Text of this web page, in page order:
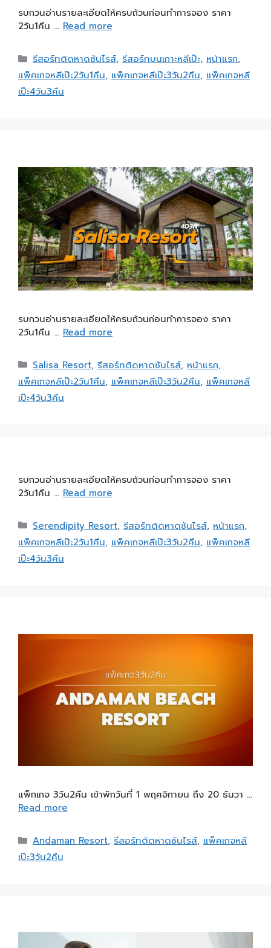
รบกวนอ่านรายละเอียดให้ครบถ้วนก่อนทำการจอง ราคา
2วัน1คืน … Read more
รีสอร์ทติดหาดซันไรส์, รีสอร์ทบนเกาะหลีเป๊ะ, หน้าแรก,
แพ็คเกจหลีเป๊ะ2วัน1คืน, แพ็คเกจหลีเป๊ะ3วัน2คืน, แพ็คเกจหลี
เป๊ะ4วัน3คืน
รบกวนอ่านรายละเอียดให้ครบถ้วนก่อนทำการจอง ราคา
2วัน1คืน … Read more
Salisa Resort, รีสอร์ทติดหาดซันไรส์, หน้าแรก,
แพ็คเกจหลีเป๊ะ2วัน1คืน, แพ็คเกจหลีเป๊ะ3วัน2คืน, แพ็คเกจหลี
เป๊ะ4วัน3คืน
รบกวนอ่านรายละเอียดให้ครบถ้วนก่อนทำการจอง ราคา
2วัน1คืน … Read more
Serendipity Resort, รีสอร์ทติดหาดซันไรส์, หน้าแรก,
แพ็คเกจหลีเป๊ะ2วัน1คืน, แพ็คเกจหลีเป๊ะ3วัน2คืน, แพ็คเกจหลี
เป๊ะ4วัน3คืน
แพ็กเกจ 3วัน2คืน เข้าพักวันที่ 1 พฤศจิกายน ถึง 20 ธันวา …
Read more
Andaman Resort, รีสอร์ทติดหาดซันไรส์, แพ็คเกจหลี
เป๊ะ3วัน2คืน